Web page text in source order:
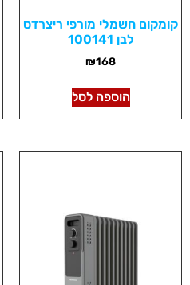
קומקום חשמלי מורפי ריצרדס
לבן 100141
₪168
הוספה לסל